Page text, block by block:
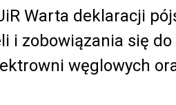
Warta deklaracji
i zobowiązania się
węglowych